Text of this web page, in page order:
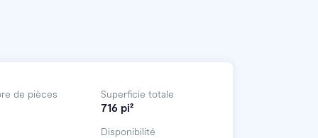
de pièces Superficie totale
716 pi²
Disponibilité